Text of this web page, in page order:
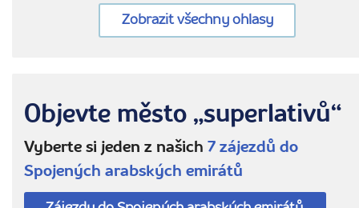
Zobrazit všechny ohlasy
Objevte město „superlativů“
Vyberte si jeden z našich 7 zájezdů do
Spojených arabských emirátů